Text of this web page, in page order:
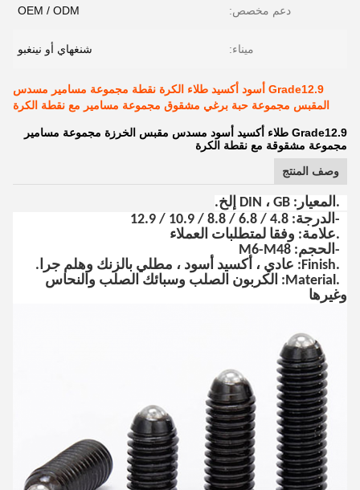
دعم مخصص: OEM / ODM
ميناء: شنغهاي أو نينغبو
Grade12.9 أسود أكسيد طلاء الكرة نقطة مجموعة مسامير مسدس
المقبس مجموعة حبة برغي مشقوق مجموعة مسامير مع نقطة الكرة
Grade12.9 طلاء أكسيد أسود مسدس مقبس الخرزة مجموعة مسامير
مجموعة مشقوقة مع نقطة الكرة
وصف المنتج
6.Material: الكربون الصلب وسبائك الصلب والنحاس
وغيرها